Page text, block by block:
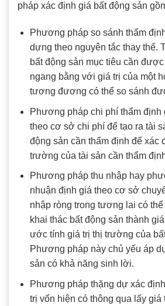
pháp xác định giá bất động sản
Phương pháp so sánh thẩm
dựng theo nguyên tắc thay thế.
bất động sản mục tiêu cần
ngang bằng với giá trị của một
tương đương có thể so sánh
Phương pháp chi phí thẩm định
theo cơ sở chi phí để tạo ra tài
động sản cần thẩm định để xác
trường của tài sản cần thẩm
Phương pháp thu nhập hay
nhuận định giá theo cơ sở
nhập ròng trong tương lai có
khai thác bất động sản thành
ước tính giá trị thị trường của
Phương pháp này chủ yếu áp
sản có khả năng sinh lời.
Phương pháp thặng dự xác
trị vốn hiện có thông qua lấy